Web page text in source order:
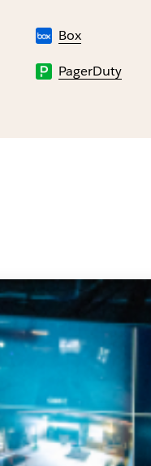
Box
PagerDuty